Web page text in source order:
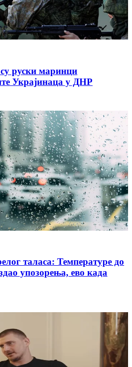
руски маринци
Украјинаца у ДНР
таласа: Температуре до
упозорења, ево када